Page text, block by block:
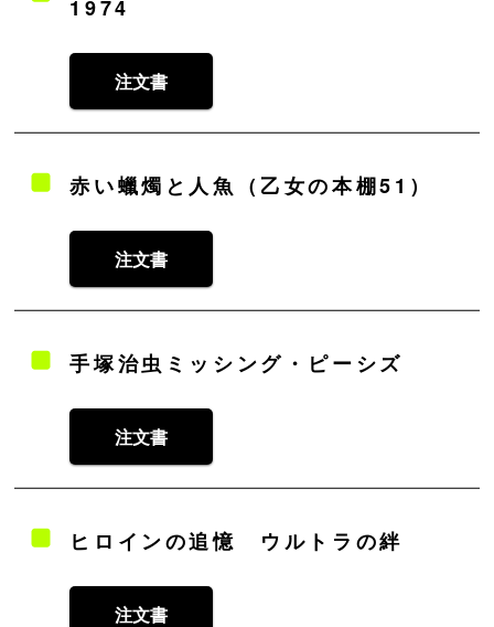
1974
注文書
赤い蠟燭と人魚（乙女の本棚51）
注文書
手塚治虫ミッシング・ピーシズ
注文書
ヒロインの追憶 ウルトラの絆
注文書